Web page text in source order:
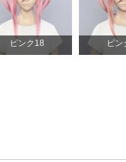
ピンク18 ピン